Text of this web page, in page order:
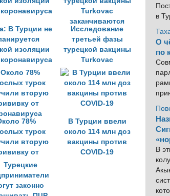
В Турции не
изоляции
коронавируса
Исследование
третьей фазы
турецкой вакцины
Turkovac
заканчиваются
78%
турок
вторую
от
В Турции ввели
около 114 млн доз
вакцины против
COVID-19
в
О
по
В